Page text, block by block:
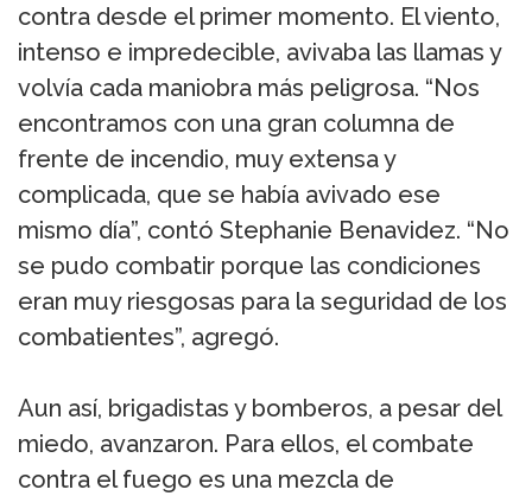
contra desde el primer momento. El viento,
intenso e impredecible, avivaba las llamas y
volvía cada maniobra más peligrosa. “Nos
encontramos con una gran columna de
frente de incendio, muy extensa y
complicada, que se había avivado ese
mismo día”, contó Stephanie Benavidez. “No
se pudo combatir porque las condiciones
eran muy riesgosas para la seguridad de los
combatientes”, agregó.
Aun así, brigadistas y bomberos, a pesar del
miedo, avanzaron. Para ellos, el combate
contra el fuego es una mezcla de